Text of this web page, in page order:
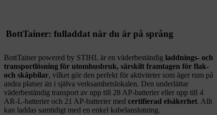
BottTainer: fulladdat när du är på språng
BottTainer powered by STIHL är en väderbeständig laddnings- och
transportlösning för utomhusbruk, särskilt framtagen för flak-
och skåpbilar, vilket gör den perfekt för aktiviteter som äger rum på
andra platser än i själva verksamhetslokalen. Den underlättar
väderbeständig transport av upp till 28 AP-batterier eller upp till 4
AR-L-batterier och 21 AP-batterier med certifierad elsäkerhet. Allt
kan laddas samtidigt med en enkel kabelanslutning.